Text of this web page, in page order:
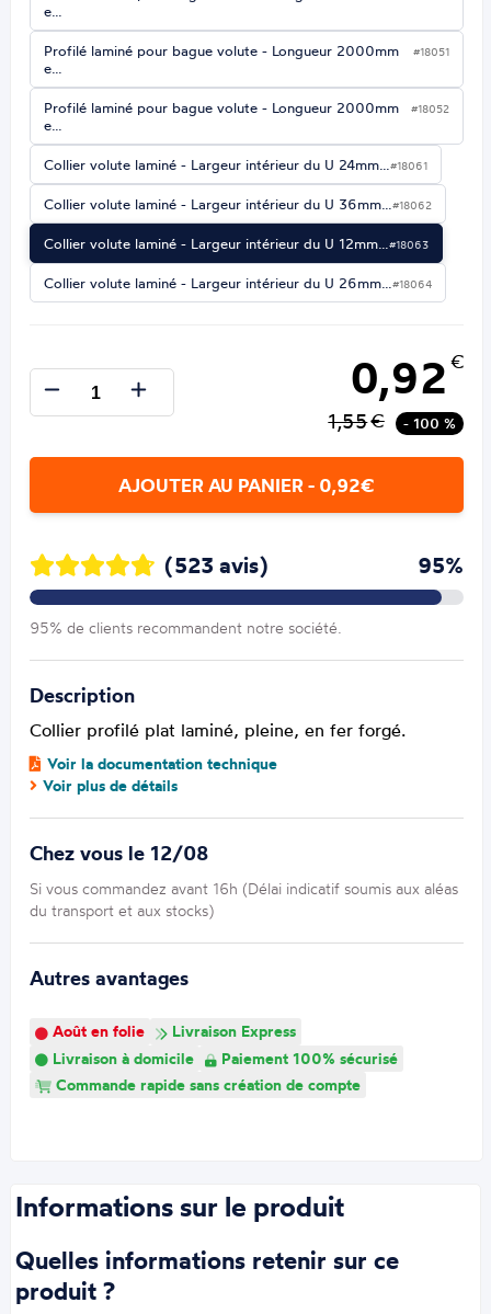
e…
Profilé laminé pour bague volute - Longueur 2000mm
e…
#18051
Profilé laminé pour bague volute - Longueur 2000mm
e…
#18052
Collier volute laminé - Largeur intérieur du U 24mm…#18061
Collier volute laminé - Largeur intérieur du U 36mm…#18062
Collier volute laminé - Largeur intérieur du U 12mm…#18063
Collier volute laminé - Largeur intérieur du U 26mm…#18064
0,92 €
1,55€ - 100 %
AJOUTER AU PANIER - 0,92€
(523 avis) 95%
95% de clients recommandent notre société.
Description
Collier profilé plat laminé, pleine, en fer forgé.
Voir la documentation technique
Voir plus de détails
Chez vous le 12/08
Si vous commandez avant 16h (Délai indicatif soumis aux aléas
du transport et aux stocks)
Autres avantages
Août en folie
Livraison Express
Livraison à domicile
Paiement 100% sécurisé
Commande rapide sans création de compte
Informations sur le produit
Quelles informations retenir sur ce
produit ?